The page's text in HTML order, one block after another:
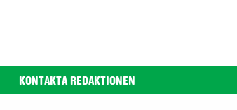
KONTAKTA REDAKTIONEN